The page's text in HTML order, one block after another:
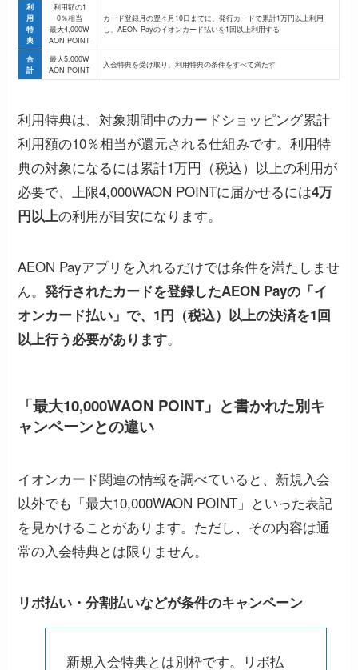
利
用
特
典
利用額の1
0％相当
最大4,000W
AON POINT
カード登録月の翌々月10日までに、発行カードで累計1万円以上利用
し、AEON Payのイオンカード払いを1回以上利用する
合
計
最大5,000W
AON POINT
入会特典を受け取り、利用特典の条件をすべて満たす
利用特典は、対象期間中のカードショッピング累計
利用額の10％相当が還元される仕組みです。利用特
典の対象になるには累計1万円（税込）以上の利用が
必要で、上限4,000WAON POINTに届かせるには4万
円以上の利用が目安になります。
AEON Payアプリを入れるだけでは条件を満たしませ
ん。発行されたカードを登録したAEON Payの「イ
オンカード払い」で、1円（税込）以上の決済を1回
以上行う必要があります。
「最大10,000WAON POINT」と書かれた別キ
ャンペーンとの違い
イオンカード関連の情報を調べていると、新規入会
以外でも「最大10,000WAON POINT」といった表記
を見かけることがあります。ただし、その内容は通
常の入会特典とは限りません。
リボ払い・分割払いなどが条件のキャンペーン
新規入会特典とは別枠です。リボ払